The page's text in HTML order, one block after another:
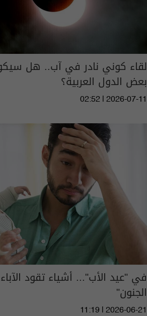
لقاء كوني نادر في آب.. هل
بعض الدول العربية؟
02:52 | 2026-07-11
في "عيد الأب"... أشياء تقود
الجنون"
11:19 | 2026-06-21